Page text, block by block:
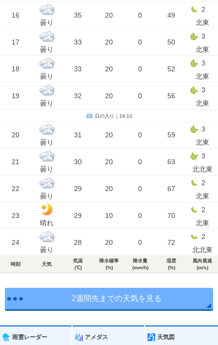
16
曇り
35 20 0 49
2
北東
17
曇り
33 20 0 50
3
北東
18
曇り
33 20 0 52
3
北東
19
曇り
32 20 0 56
3
北東
日の入り｜19:10
20
曇り
31 20 0 59
3
北東
21
曇り
30 20 0 63
3
北北東
22
曇り
29 20 0 67
2
北東
23
晴れ
29 10 0 70
2
北東
24
曇り
28 20 0 72
2
北北東
時刻 天気
気温
(℃)
降水確率
(%)
降水量
(mm/h)
湿度
(%)
風向風速
(m/s)
2週間先までの天気を見る
雨雲レーダー アメダス 天気図